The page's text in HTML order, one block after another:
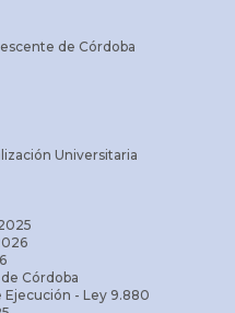
de Córdoba
Universitaria
Córdoba
- Ley 9.880